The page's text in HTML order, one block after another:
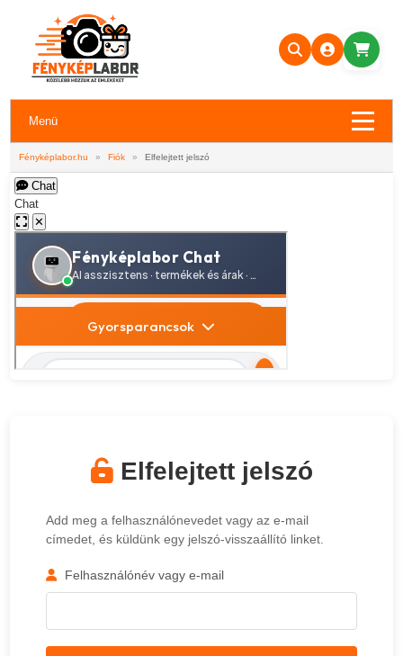
Menü
Fényképlabor.hu » Fiók » Elfelejtett jelszó
Chat
Chat
✕
Elfelejtett jelszó
Add meg a felhasználónevedet vagy az e-mail
címedet, és küldünk egy jelszó-visszaállító linket.
Felhasználónév vagy e-mail